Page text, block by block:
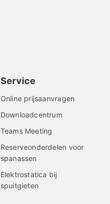
Service
Online prijsaanvragen
Downloadcentrum
Teams Meeting
Reserveonderdelen voor
spanassen
Elektrostatica bij
spuitgieten